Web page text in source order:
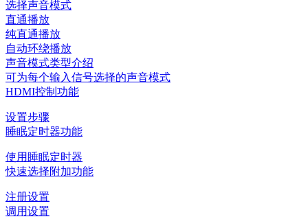
选择声音模式
直通播放
纯直通播放
自动环绕播放
声音模式类型介绍
可为每个输入信号选择的声音模式
HDMI控制功能
设置步骤
睡眠定时器功能
使用睡眠定时器
快速选择附加功能
注册设置
调用设置